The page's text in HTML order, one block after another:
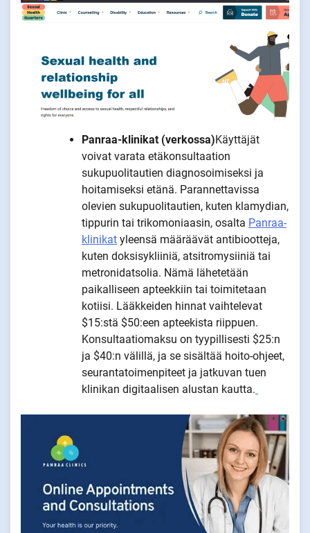
Panraa-klinikat (verkossa)Käyttäjät
voivat varata etäkonsultaation
sukupuolitautien diagnosoimiseksi ja
hoitamiseksi etänä. Parannettavissa
olevien sukupuolitautien, kuten klamydian,
tippurin tai trikomoniaasin, osalta Panraa-
klinikat yleensä määräävät antibiootteja,
kuten doksisykliiniä, atsitromysiiniä tai
metronidatsolia. Nämä lähetetään
paikalliseen apteekkiin tai toimitetaan
kotiisi. Lääkkeiden hinnat vaihtelevat
$15:stä $50:een apteekista riippuen.
Konsultaatiomaksu on tyypillisesti $25:n
ja $40:n välillä, ja se sisältää hoito-ohjeet,
seurantatoimenpiteet ja jatkuvan tuen
klinikan digitaalisen alustan kautta.